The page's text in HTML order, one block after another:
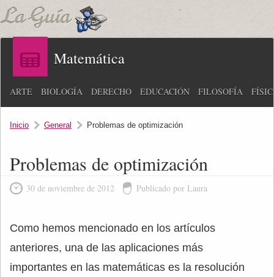
Matemática
ARTE BIOLOGÍA DERECHO EDUCACIÓN FILOSOFÍA
Inicio General Problemas de optimización
Problemas de optimización
30 de noviembre de 2012 Publicado por Laura
Como hemos mencionado en los artículos
anteriores, una de las aplicaciones más
importantes en las matemáticas es la resolución